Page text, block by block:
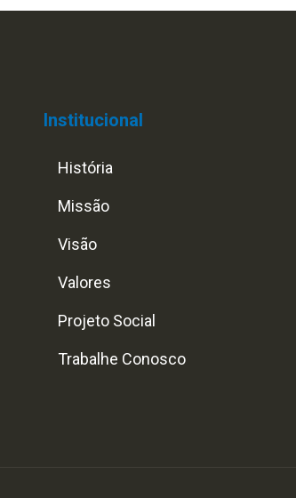
Institucional
História
Missão
Visão
Valores
Projeto Social
Trabalhe Conosco